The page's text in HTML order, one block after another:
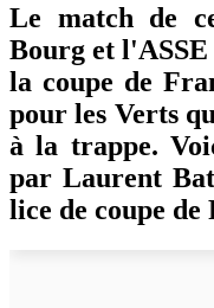
Le match de
Bourg et l'ASSE
la coupe de
pour les Verts
à la trappe.
par Laurent
lice de coupe de